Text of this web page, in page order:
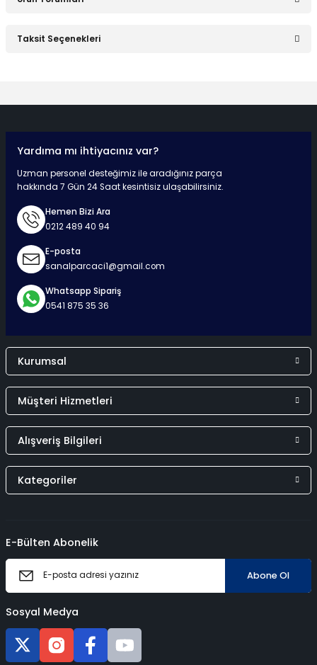
Taksit Seçenekleri
Surpriz Hediyeler
Yardıma mı ihtiyacınız var?
Uzman personel desteğimiz ile aradığınız parça
hakkında 7 Gün 24 Saat kesintisiz ulaşabilirsiniz.
Hemen Bizi Ara
0212 489 40 94
E-posta
sanalparcaci1@gmail.com
Whatsapp Sipariş
0541 875 35 36
Kurumsal
Müşteri Hizmetleri
Alışveriş Bilgileri
Kategoriler
E-Bülten Abonelik
Abone Ol
Sosyal Medya